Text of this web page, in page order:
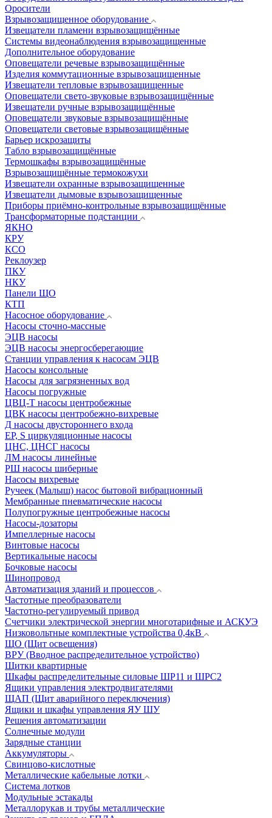
Оросители
Взрывозащищенное оборудование
Извещатели пламени взрывозащищённые
Системы видеонаблюдения взрывозащищенные
Дополнительное оборудование
Оповещатели речевые взрывозащищённые
Изделия коммутационные взрывозащищенные
Извещатели тепловые взрывозащищенные
Оповещатели свето-звуковые взрывозащищённые
Извещатели ручные взрывозащищённые
Оповещатели звуковые взрывозащищённые
Оповещатели световые взрывозащищённые
Барьер искрозащиты
Табло взрывозащищённые
Термошкафы взрывозащищённые
Взрывозащищённые термокожухи
Извещатели охранные взрывозащищенные
Извещатели дымовые взрывозащищенные
Приборы приёмно-контрольные взрывозащищённые
Трансформаторные подстанции
ЯКНО
КРУ
КСО
Реклоузер
ПКУ
НКУ
Панели ЩО
КТП
Насосное оборудование
Насосы сточно-массные
ЭЦВ насосы
ЭЦВ насосы энергосберегающие
Станции управления к насосам ЭЦВ
Насосы консольные
Насосы для загрязненных вод
Насосы погружные
ЦВЦ-Т насосы центробежные
ЦВК насосы центробежно-вихревые
Д насосы двустороннего входа
EP, S циркуляционные насосы
ЦНС, ЦНСГ насосы
ЛМ насосы линейные
РШ насосы шиберные
Насосы вихревые
Ручеек (Малыш) насос бытовой вибрационный
Мембранные пневматические насосы
Полупогружные центробежные насосы
Насосы-дозаторы
Импеллерные насосы
Винтовые насосы
Вертикальные насосы
Бочковые насосы
Шинопровод
Автоматизация зданий и процессов
Частотные преобразователи
Частотно-регулируемый привод
Счетчики электрической энергии многотарифные и АСКУЭ
Низковольтные комплектные устройства 0,4кВ
ЩО (Щит освещения)
ВРУ (Вводное распределительное устройство)
Щитки квартирные
Шкафы распределительные силовые ШР11 и ШРС2
Ящики управления электродвигателями
ЩАП (Щит аварийного переключения)
Ящики и шкафы управления ЯУ ШУ
Решения автоматизации
Солнечные модули
Зарядные станции
Аккумуляторы
Свинцово-кислотные
Металлические кабельные лотки
Система лотков
Модульные эстакады
Металлорукав и трубы металлические